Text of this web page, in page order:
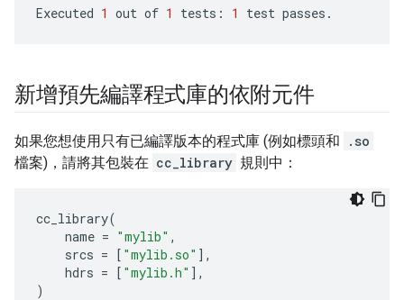
Executed 1 out of 1 tests : 1 test passes .
新增預先編譯程式庫的依附元件
如果您想使用只有已編譯版本的程式庫 (例如標頭和
.so
檔案)，請將其包裝在 cc_library 規則中：
cc_library(
name = "mylib" ,
srcs = [ "mylib.so" ],
hdrs = [ "mylib.h" ],
)